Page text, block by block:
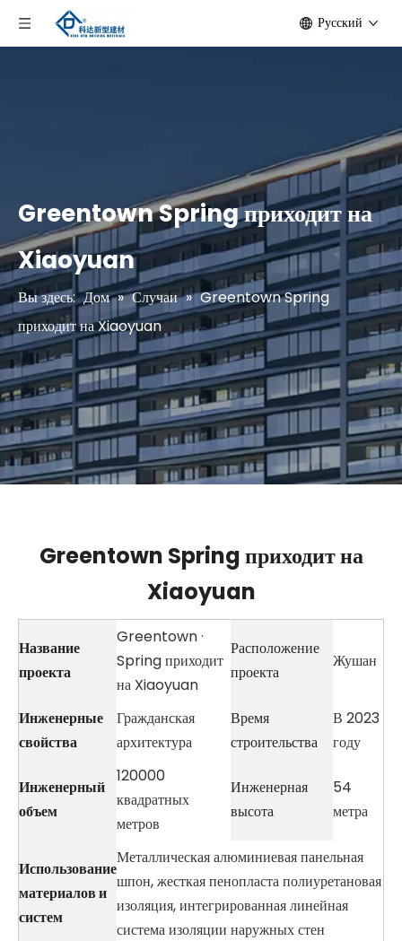
Pусский
Greentown Spring приходит на
Xiaoyuan
Вы здесь: Дом » Случаи » Greentown Spring
приходит на Xiaoyuan
Greentown Spring приходит на
Xiaoyuan
Название
проекта
Greentown ·
Spring приходит
на Xiaoyuan
Расположение
проекта
Жушан
Инженерные
свойства
Гражданская
архитектура
Время
строительства
В 2023
году
Инженерный
объем
120000
квадратных
метров
Инженерная
высота
54
метра
Использование
материалов и
систем
Металлическая алюминиевая панельная
шпон, жесткая пенопласта полиуретановая
изоляция, интегрированная линейная
система изоляции наружных стен